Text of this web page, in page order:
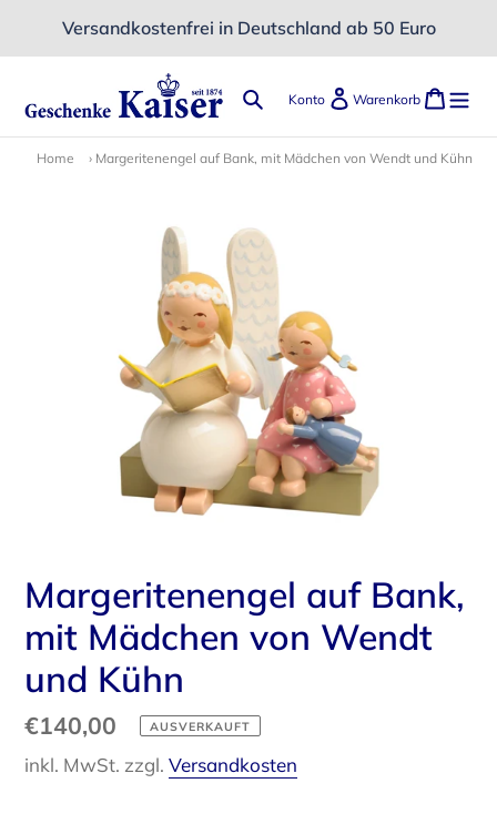
Versandkostenfrei in Deutschland ab 50 Euro
Suchen
Konto Einloggen
Warenkorb
Home › Margeritenengel auf Bank, mit Mädchen von Wendt und Kühn
Margeritenengel auf Bank,
mit Mädchen von Wendt
und Kühn
Normaler
Preis
€140,00 AUSVERKAUFT
inkl. MwSt. zzgl. Versandkosten